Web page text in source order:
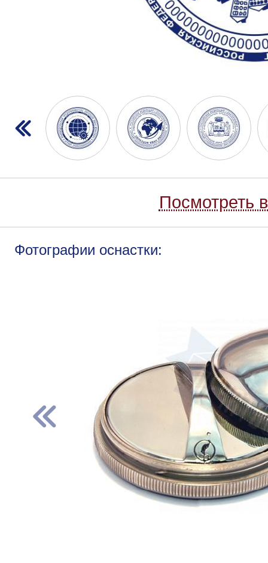
Посмотреть
Фотографии оснастки: